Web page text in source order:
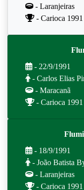
- Laranjeiras
- Carioca 1991
- 22/9/1991
- Carlos Elias
- Maracanã
- Carioca 1991
- 18/9/1991
- João Batista
- Laranjeiras
- Carioca 1991